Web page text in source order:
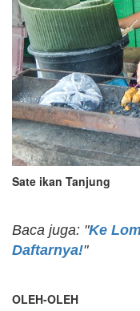
Sate ikan Tanjung
Baca juga: "Ke
Daftarnya!"
OLEH-OLEH